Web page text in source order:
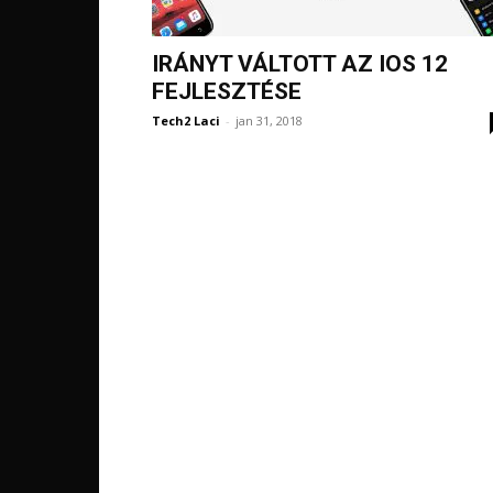
IRÁNYT VÁLTOTT AZ IOS 12
FEJLESZTÉSE
Tech2 Laci - jan 31, 2018